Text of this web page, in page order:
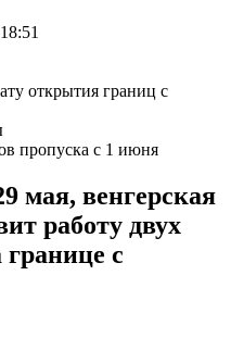
пропуска с 1 июня
мая, венгерская
работу двух
с